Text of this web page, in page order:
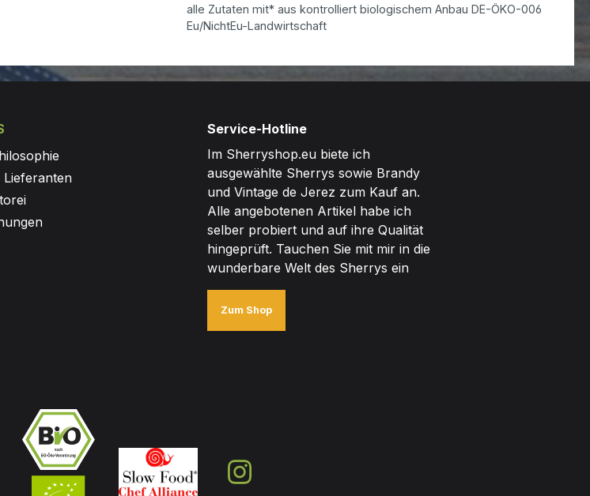
alle Zutaten mit* aus kontrolliert biologischem Anbau DE-ÖKO-006
Eu/NichtEu-Landwirtschaft
Lieferanten
Service-Hotline
Im Sherryshop.eu biete ich
ausgewählte Sherrys sowie Brandy
und Vintage de Jerez zum Kauf an.
Alle angebotenen Artikel habe ich
selber probiert und auf ihre Qualität
hingeprüft. Tauchen Sie mit mir in die
wunderbare Welt des Sherrys ein
Zum Shop